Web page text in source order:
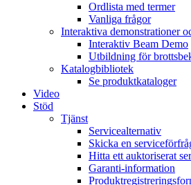
Ordlista med termer
Vanliga frågor
Interaktiva demonstrationer
Interaktiv Beam Demo
Utbildning för
Katalogbibliotek
Se produktkataloger
Video
Stöd
Tjänst
Servicealternativ
Skicka en
Hitta ett auktoriserat
Garanti-information